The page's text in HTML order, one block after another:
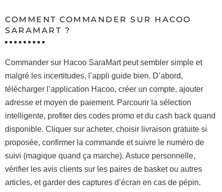
COMMENT COMMANDER SUR HACOO
SARAMART ?
Commander sur Hacoo SaraMart peut sembler simple et
malgré les incertitudes, l’appli guide bien. D’abord,
télécharger l’application Hacoo, créer un compte, ajouter
adresse et moyen de paiement. Parcourir la sélection
intelligente, profiter des codes promo et du cash back quand
disponible. Cliquer sur acheter, choisir livraison gratuite si
proposée, confirmer la commande et suivre le numéro de
suivi (magique quand ça marche). Astuce personnelle,
vérifier les avis clients sur les paires de basket ou autres
articles, et garder des captures d’écran en cas de pépin.